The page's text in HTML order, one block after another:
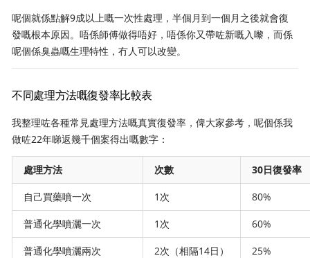
呢個就係點解9成以上嘅一次性處理，半個月到一個月之後就會復
發嘅根本原因。唔係師傅做得唔好，唔係你又帶咗新嘅入嚟，而係
呢個係臭蟲嘅生理特性，冇人可以改變。
不同處理方法嘅復發率比較表
我整理咗各種常見處理方法嘅真實復發率，俾大家參考，呢個係我
做咗22年睇返幾千個案得出嘅數字：
處理方法 次數 30日復發率
自己買藥噴一次 1次 80%
普通化學噴灑一次 1次 60%
普通化學噴灑兩次 2次（相隔14日） 25%